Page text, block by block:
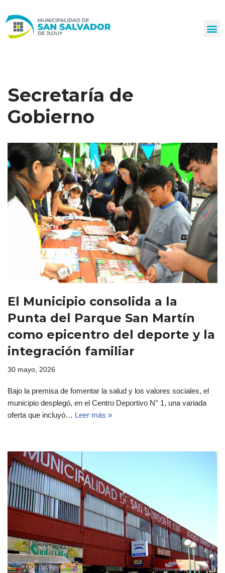
al
Secretaría de
Gobierno
El Municipio consolida a la
Punta del Parque San Martín
como epicentro del deporte y la
integración familiar
30 mayo, 2026
Bajo la premisa de fomentar la salud y los valores sociales, el
municipio desplegó, en el Centro Deportivo N° 1, una variada
oferta que incluyó… Leer más »